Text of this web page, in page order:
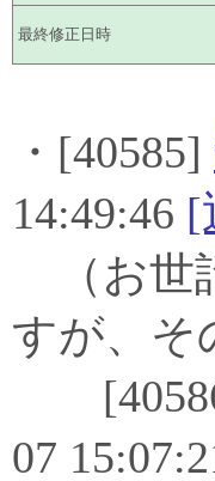
最終修正日時
・[40585]
14:49:46 [
（お世
すが、
07